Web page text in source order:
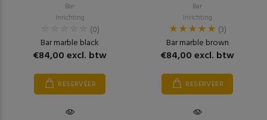
Bar
Inrichting
(0)
Bar marble black
€84,00 excl. btw
RESERVEER
Bar
Inrichting
(3)
Bar marble brown
€84,00 excl. btw
RESERVEER